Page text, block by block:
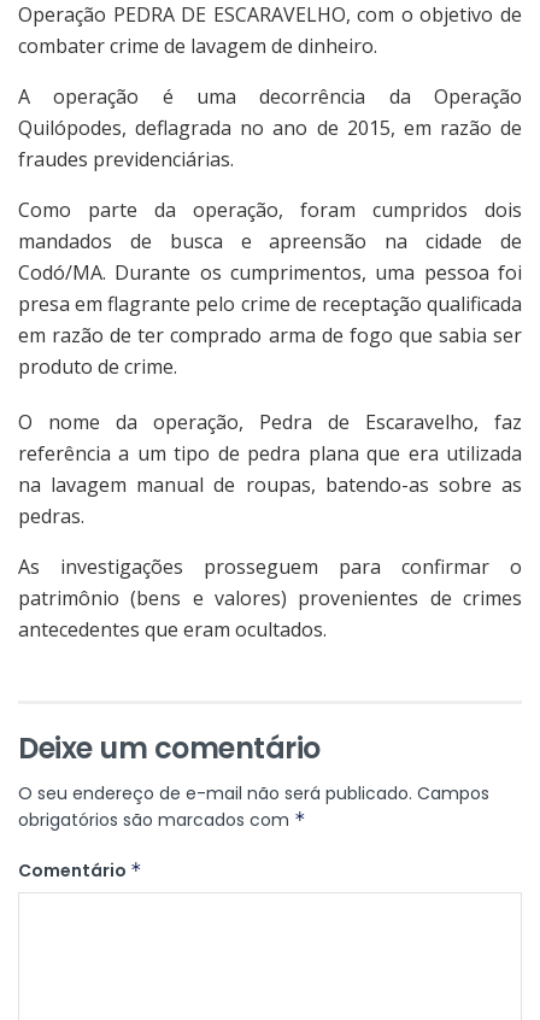
Operação PEDRA DE ESCARAVELHO, com o objetivo de
combater crime de lavagem de dinheiro.
A operação é uma decorrência da Operação
Quilópodes, deflagrada no ano de 2015, em razão de
fraudes previdenciárias.
Como parte da operação, foram cumpridos dois
mandados de busca e apreensão na cidade de
Codó/MA. Durante os cumprimentos, uma pessoa foi
presa em flagrante pelo crime de receptação qualificada
em razão de ter comprado arma de fogo que sabia ser
produto de crime.
O nome da operação, Pedra de Escaravelho, faz
referência a um tipo de pedra plana que era utilizada
na lavagem manual de roupas, batendo-as sobre as
pedras.
As investigações prosseguem para confirmar o
patrimônio (bens e valores) provenientes de crimes
antecedentes que eram ocultados.
Deixe um comentário
O seu endereço de e-mail não será publicado. Campos
obrigatórios são marcados com *
Comentário *